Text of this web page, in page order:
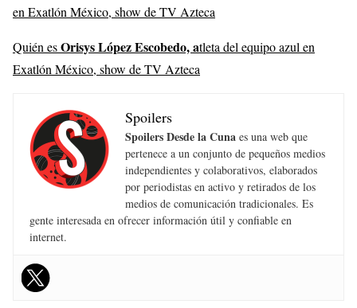
en Exatlón México, show de TV Azteca
Quién esOrisys López Escobedo, atleta del equipo azul en
Exatlón México, show de TV Azteca
Spoilers
Spoilers Desde la Cuna es una web que
pertenece a un conjunto de pequeños medios
independientes y colaborativos, elaborados
por periodistas en activo y retirados de los
medios de comunicación tradicionales. Es
gente interesada en ofrecer información útil y confiable en
internet.